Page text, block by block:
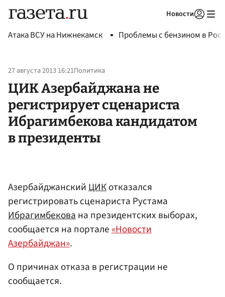
Новости
Атака ВСУ на Нижнекамск Проблемы с бензином в
27 августа 2013 16:21Политика
ЦИК Азербайджана не
регистрирует сценариста
Ибрагимбекова кандидатом
в президенты
АзербайджанскийЦИКотказался
регистрировать сценариста Рустама
Ибрагимбекована президентских выборах,
сообщается на портале«Новости
Азербайджан».
О причинах отказа в регистрации не
сообщается.